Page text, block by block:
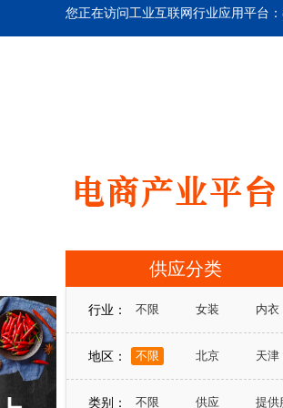
您正在访问工业互联网行业应用平台
供应分类
行业： 不限 女装 内衣
企业礼品
家装
地区： 不限 北京 天津
山东
河南 湖北
类别： 不限 供应 提供